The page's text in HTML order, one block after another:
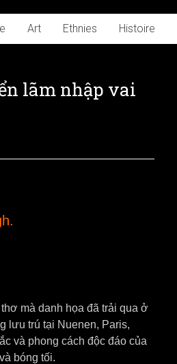
Art Ethnies Histoire
lãm nhập vai
mà danh họa đã trải qua ở
lưu trú tại Nuenen, Paris,
và phong cách độc đáo của
bóng tối.